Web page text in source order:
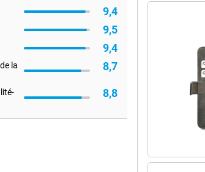
9,4
9,5
9,4
la
8,7
8,8